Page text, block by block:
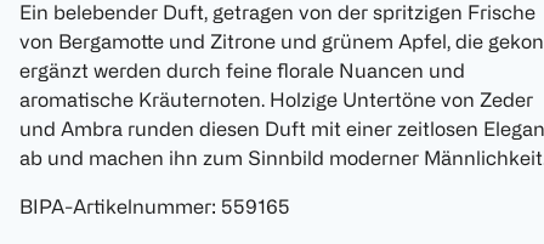
Ein belebender Duft, getragen von der spritzigen Frische
von Bergamotte und Zitrone und grünem Apfel, die
ergänzt werden durch feine florale Nuancen und
aromatische Kräuternoten. Holzige Untertöne von Zeder
und Ambra runden diesen Duft mit einer zeitlosen
ab und machen ihn zum Sinnbild moderner
BIPA-Artikelnummer: 559165